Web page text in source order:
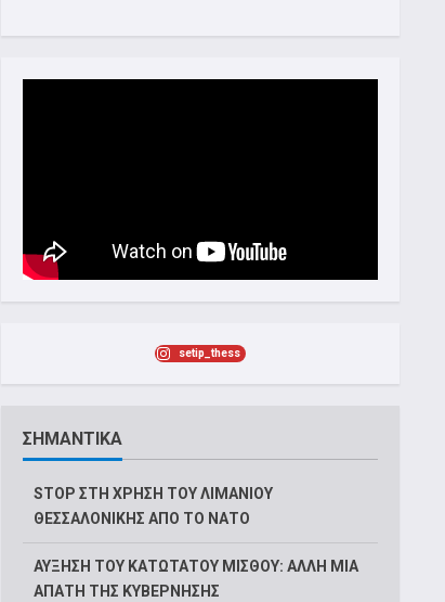
setip_thess
ΣΗΜΑΝΤΙΚΑ
STOP ΣΤΗ ΧΡΗΣΗ ΤΟΥ ΛΙΜΑΝΙΟΥ
ΘΕΣΣΑΛΟΝΙΚΗΣ ΑΠΟ ΤΟ ΝΑΤΟ
ΑΥΞΗΣΗ ΤΟΥ ΚΑΤΩΤΑΤΟΥ ΜΙΣΘΟΥ: ΑΛΛΗ ΜΙΑ
ΑΠΑΤΗ ΤΗΣ ΚΥΒΕΡΝΗΣΗΣ